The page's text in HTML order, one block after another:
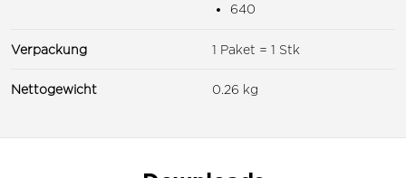
640
Verpackung 1 Paket = 1 Stk
Nettogewicht 0.26 kg